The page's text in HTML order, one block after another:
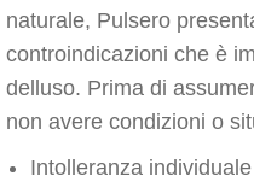
naturale, Pulsero
controindicazioni che è
delluso. Prima di
non avere condizioni o
Intolleranza